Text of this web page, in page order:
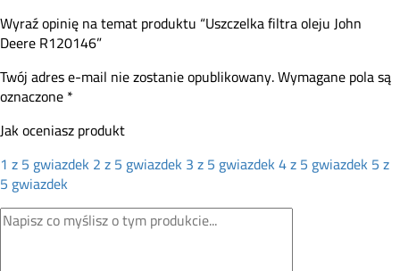
Wyraź opinię na temat produktu “Uszczelka filtra oleju John
Deere R120146”
Twój adres e-mail nie zostanie opublikowany.Wymagane pola są
oznaczone*
Jak oceniasz produkt
1 z 5 gwiazdek2 z 5 gwiazdek3 z 5 gwiazdek4 z 5 gwiazdek5 z
5 gwiazdek